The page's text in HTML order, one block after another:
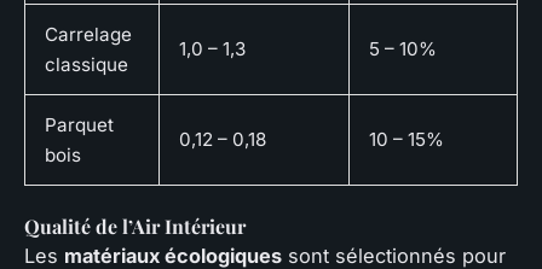
Carrelage
classique
1,0 – 1,3 5 – 10%
Parquet
bois
0,12 – 0,18 10 – 15%
Qualité de l’Air Intérieur
Les matériaux écologiques sont sélectionnés pour